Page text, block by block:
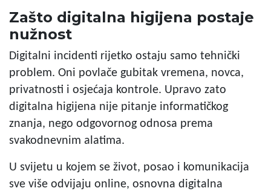
Zašto digitalna higijena postaje
nužnost
Digitalni incidenti rijetko ostaju samo tehnički
problem. Oni povlače gubitak vremena, novca,
privatnosti i osjećaja kontrole. Upravo zato
digitalna higijena nije pitanje informatičkog
znanja, nego odgovornog odnosa prema
svakodnevnim alatima.
U svijetu u kojem se život, posao i komunikacija
sve više odvijaju online, osnovna digitalna